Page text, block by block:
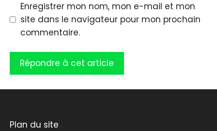
Enregistrer mon nom, mon e-mail et mon
site dans le navigateur pour mon prochain
commentaire.
Plan du site